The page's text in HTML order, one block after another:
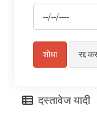
दस्तावेज यादी